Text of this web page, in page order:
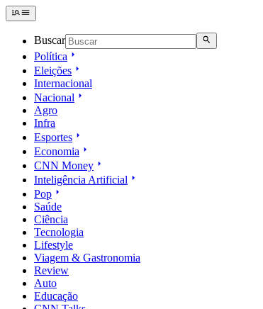
Buscar
Política
Eleições
Internacional
Nacional
Agro
Infra
Esportes
Economia
CNN Money
Inteligência Artificial
Pop
Saúde
Ciência
Tecnologia
Lifestyle
Viagem & Gastronomia
Review
Auto
Educação